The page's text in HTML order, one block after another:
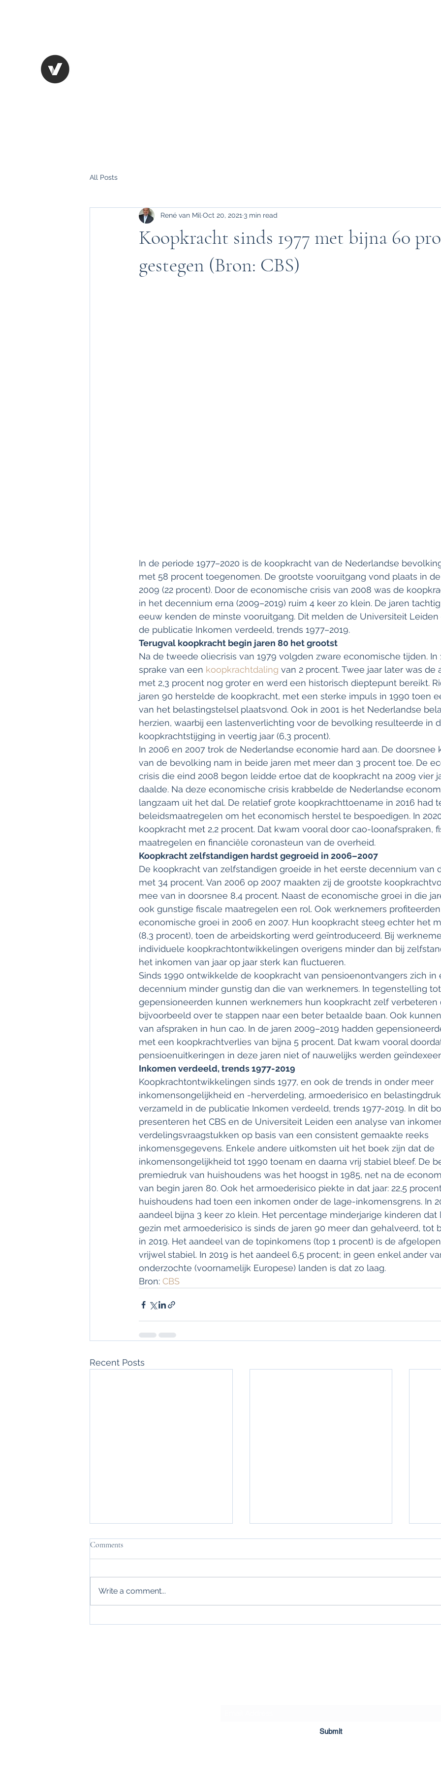
All Posts
Koopkracht sinds 1977 met bijna 60
gestegen (Bron: CBS)
René van Mil Oct 20, 2021 3 min read
In de periode 1977–2020 is de koopkracht van de Nederlandse
met 58 procent toegenomen. De grootste vooruitgang vond plaats in de
2009 (22 procent). Door de economische crisis van 2008 was de
in het decennium erna (2009–2019) ruim 4 keer zo klein. De jaren
eeuw kenden de minste vooruitgang. Dit melden de Universiteit Leiden
de publicatie Inkomen verdeeld, trends 1977–2019.
Terugval koopkracht begin jaren 80 het grootst
Na de tweede oliecrisis van 1979 volgden zware economische tijden. In
sprake van een koopkrachtdaling van 2 procent. Twee jaar later was de
met 2,3 procent nog groter en werd een historisch dieptepunt bereikt.
jaren 90 herstelde de koopkracht, met een sterke impuls in 1990 toen
van het belastingstelsel plaatsvond. Ook in 2001 is het Nederlandse
herzien, waarbij een lastenverlichting voor de bevolking resulteerde in
koopkrachtstijging in veertig jaar (6,3 procent).
In 2006 en 2007 trok de Nederlandse economie hard aan. De doorsnee
van de bevolking nam in beide jaren met meer dan 3 procent toe. De
crisis die eind 2008 begon leidde ertoe dat de koopkracht na 2009 vier
daalde. Na deze economische crisis krabbelde de Nederlandse
langzaam uit het dal. De relatief grote koopkrachttoename in 2016 had
beleidsmaatregelen om het economisch herstel te bespoedigen. In
koopkracht met 2,2 procent. Dat kwam vooral door cao-loonafspraken,
maatregelen en financiële coronasteun van de overheid.
Koopkracht zelfstandigen hardst gegroeid in 2006–2007
De koopkracht van zelfstandigen groeide in het eerste decennium van
met 34 procent. Van 2006 op 2007 maakten zij de grootste
mee van in doorsnee 8,4 procent. Naast de economische groei in die
ook gunstige fiscale maatregelen een rol. Ook werknemers
economische groei in 2006 en 2007. Hun koopkracht steeg echter het
(8,3 procent), toen de arbeidskorting werd geïntroduceerd. Bij
individuele koopkrachtontwikkelingen overigens minder dan bij
het inkomen van jaar op jaar sterk kan fluctueren.
Sinds 1990 ontwikkelde de koopkracht van pensioenontvangers zich in
decennium minder gunstig dan die van werknemers. In tegenstelling tot
gepensioneerden kunnen werknemers hun koopkracht zelf verbeteren
bijvoorbeeld over te stappen naar een beter betaalde baan. Ook
van afspraken in hun cao. In de jaren 2009–2019 hadden
met een koopkrachtverlies van bijna 5 procent. Dat kwam vooral
pensioenuitkeringen in deze jaren niet of nauwelijks werden
Inkomen verdeeld, trends 1977-2019
Koopkrachtontwikkelingen sinds 1977, en ook de trends in onder meer
inkomensongelijkheid en -herverdeling, armoederisico en
verzameld in de publicatie Inkomen verdeeld, trends 1977-2019. In dit
presenteren het CBS en de Universiteit Leiden een analyse van
verdelingsvraagstukken op basis van een consistent gemaakte reeks
inkomensgegevens. Enkele andere uitkomsten uit het boek zijn dat de
inkomensongelijkheid tot 1990 toenam en daarna vrij stabiel bleef. De
premiedruk van huishoudens was het hoogst in 1985, net na de
van begin jaren 80. Ook het armoederisico piekte in dat jaar: 22,5
huishoudens had toen een inkomen onder de lage-inkomensgrens. In
aandeel bijna 3 keer zo klein. Het percentage minderjarige kinderen dat
gezin met armoederisico is sinds de jaren 90 meer dan gehalveerd, tot
in 2019. Het aandeel van de topinkomens (top 1 procent) is de
vrijwel stabiel. In 2019 is het aandeel 6,5 procent; in geen enkel ander
onderzochte (voornamelijk Europese) landen is dat zo laag.
Bron: CBS
Recent Posts
Comments
Write a comment...
Submit